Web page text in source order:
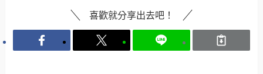
喜歡就分享出去吧！